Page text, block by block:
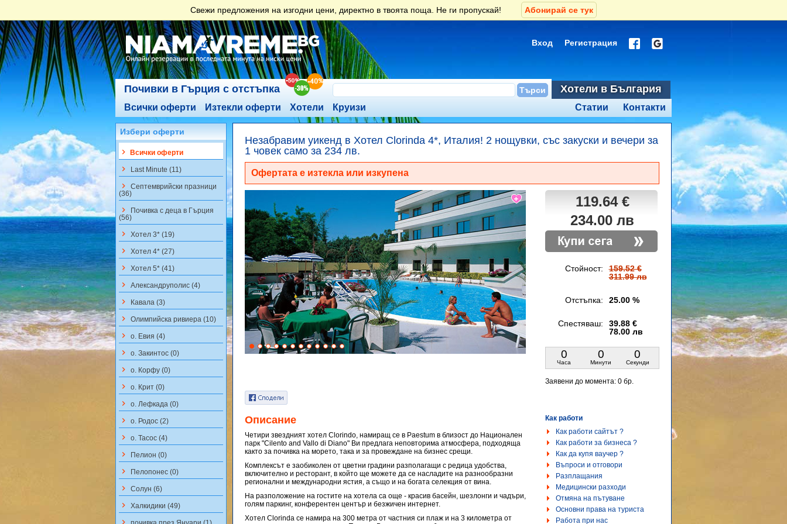
Свежи предложения на изгодни цени, директно в твоята поща. Не ги пропускай! Абонирай се тук
Вход Регистрация
Почивки в Гърция с отстъпка Хотели в България
Всички оферти Изтекли оферти Хотели Круизи Контакти
Статии
Незабравим уикенд в Хотел Clorinda 4*, Италия! 2 нощувки, със закуски и вечери за
1 човек само за 234 лв.
Офертата е изтекла или изкупена
119.64 €
234.00 лв
Стойност:
159.52 €
311.99 лв
Отстъпка: 25.00 %
Спестяваш:
39.88 €
78.00 лв
0
Часа
0
Минути
0
Секунди
Заявени до момента: 0 бр.
Описание
Четири звездният хотел Clorindo, намиращ се в Paestum в близост до Национален
парк "Cilento and Vallo di Diano" Ви предлага неповторима атмосфера, подходяща
както за почивка на морето, така и за провеждане на бизнес срещи.
Комплексът е заобиколен от цветни градини разполагащи с редица удобства,
включително и ресторант, в който ще можете да се насладите на разнообразни
регионални и международни ястия, а също и на богата селекция от вина.
На разположение на гостите на хотела са още - красив басейн, шезлонги и чадъри,
голям паркинг, конферентен център и безжичен интернет.
Хотел Clorinda се намира на 300 метра от частния си плаж и на 3 километра от
Как работи
Как работи сайтът ?
Как работи за бизнеса ?
Как да купя ваучер ?
Въпроси и отговори
Разплащания
Медицински разходи
Отмяна на пътуване
Основни права на туриста
Работа при нас
Избери оферти
keyboard_arrow_right Всички оферти
keyboard_arrow_right Last Minute (11)
keyboard_arrow_right Септемврийски празници
(36)
keyboard_arrow_right
Почивка с деца в Гърция
(56)
keyboard_arrow_right Хотел 3* (19)
keyboard_arrow_right Хотел 4* (27)
keyboard_arrow_right Хотел 5* (41)
keyboard_arrow_right Aлександруполис (4)
keyboard_arrow_right Кавала (3)
keyboard_arrow_right Олимпийска ривиера (10)
keyboard_arrow_right о. Евия (4)
keyboard_arrow_right о. Закинтос (0)
keyboard_arrow_right о. Корфу (0)
keyboard_arrow_right о. Крит (0)
keyboard_arrow_right о. Лефкада (0)
keyboard_arrow_right о. Родос (2)
keyboard_arrow_right о. Тасос (4)
keyboard_arrow_right Пелион (0)
keyboard_arrow_right Пелопонес (0)
keyboard_arrow_right Солун (6)
keyboard_arrow_right Халкидики (49)